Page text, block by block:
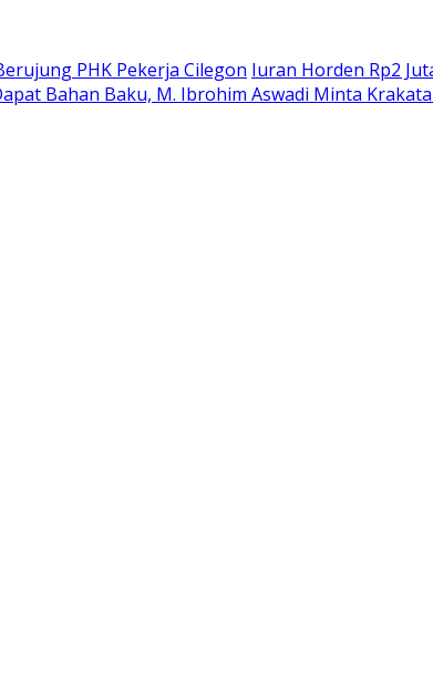
PHK Pekerja Cilegon Iuran Horden Rp2
Bahan Baku, M. Ibrohim Aswadi Minta